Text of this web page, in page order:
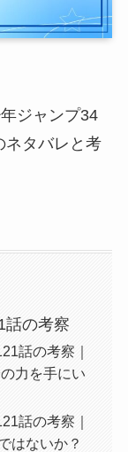
ジャンプ34
ネタバレと考
話の考察
話の考察｜
力を手にい
話の考察｜
はないか？